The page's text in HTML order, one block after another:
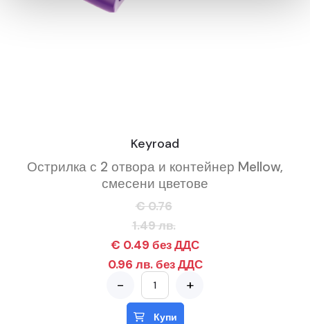
Keyroad
Острилка с 2 отвора и контейнер Mellow,
смесени цветове
€ 0.76
1.49 лв.
€ 0.49 без ДДС
0.96 лв. без ДДС
- +
Купи